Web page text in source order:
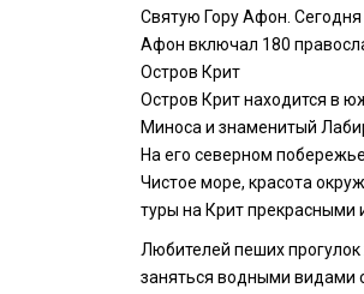
Святую Гору Афон.
Афон включал 180
Остров Крит
Остров Крит находится в
Миноса и знаменитый
На его северном
Чистое море, красота
туры на Крит прекрасными
Любителей пеших
заняться водными видами